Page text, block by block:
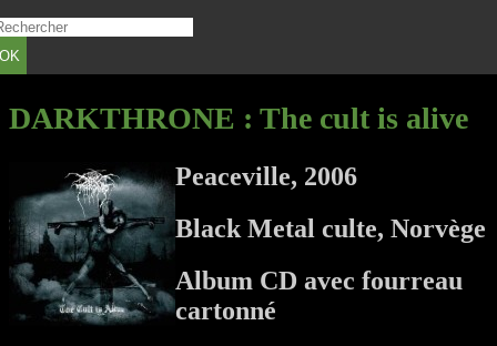
OK
DARKTHRONE : The cult is alive
Peaceville, 2006
Black Metal culte, Norvège
Album CD avec fourreau
cartonné